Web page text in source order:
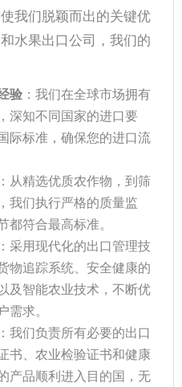
我们脱颖而出的关键优
水果出口公司，我们的
验：我们在全球市场拥有
深知不同国家的进口要
际标准，确保您的进口流
：从精选优质农作物，到筛
我们执行严格的质量监
都符合最高标准。
采用现代化的出口管理技
物追踪系统、安全健康的
及智能农业技术，不断优
需求。
：我们负责所有必要的出口
书、农业检验证书和健康
产品顺利进入目的国，无